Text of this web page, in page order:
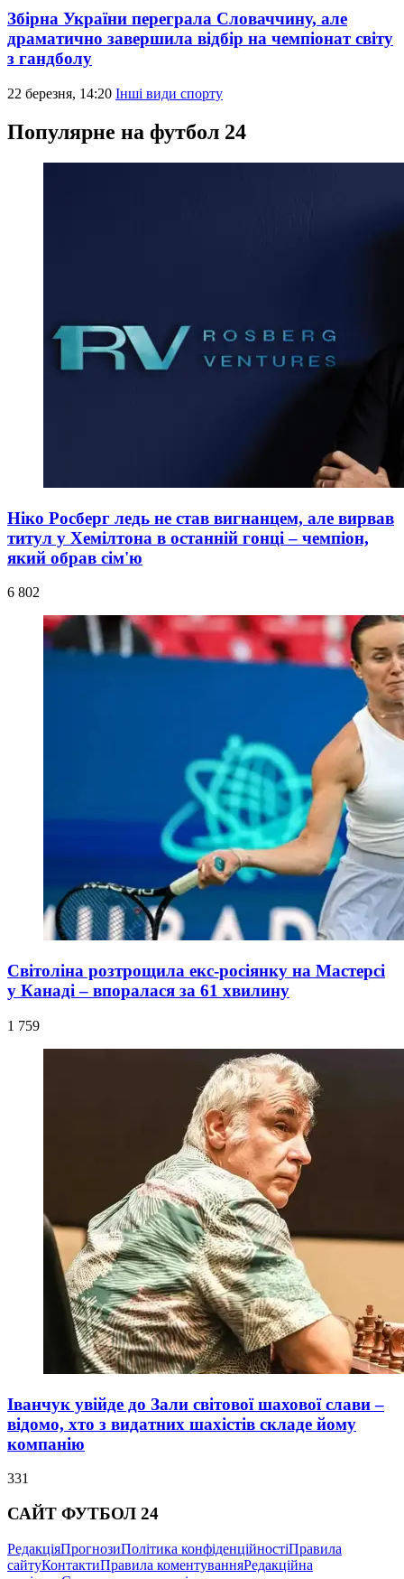
Збірна України переграла Словаччину, але
драматично завершила відбір на чемпіонат світу
з гандболу
22 березня, 14:20 Інші види спорту
Популярне на футбол 24
Ніко Росберг ледь не став вигнанцем, але вирвав
титул у Хемілтона в останній гонці – чемпіон,
який обрав сім'ю
6 802
Світоліна розтрощила екс-росіянку на Мастерсі
у Канаді – впоралася за 61 хвилину
1 759
Іванчук увійде до Зали світової шахової слави –
відомо, хто з видатних шахістів складе йому
компанію
331
САЙТ ФУТБОЛ 24
РедакціяПрогнозиПолітика конфіденційностіПравила
сайтуКонтактиПравила коментуванняРедакційна